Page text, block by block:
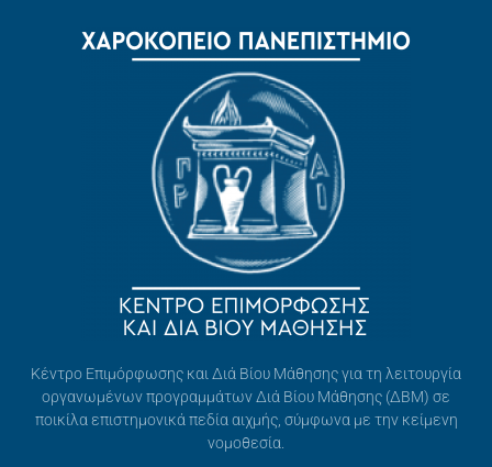
Κέντρο Επιμόρφωσης και Διά Βίου Μάθησης για τη λειτουργία
οργανωμένων προγραμμάτων Διά Βίου Μάθησης (ΔΒΜ) σε
ποικίλα επιστημονικά πεδία αιχμής, σύμφωνα με την κείμενη
νομοθεσία.